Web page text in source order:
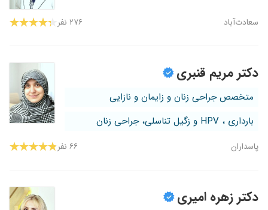
سعادت‌آباد ۲۷۶ نفر
دکتر مریم قنبری
متخصص جراحی زنان و زایمان و نازایی
بارداری ، HPV و زگیل تناسلی، جراحی زنان
پاسداران ۶۶ نفر
دکتر زهره امیری